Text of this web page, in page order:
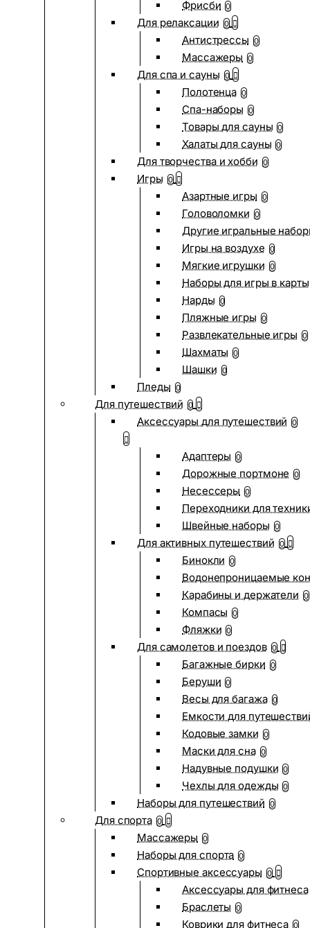
Фрисби 0
Для релаксации 0
Антистрессы 0
Массажеры 0
Для спа и сауны 0
Полотенца 0
Спа-наборы 0
Товары для сауны 0
Халаты для сауны 0
Для творчества и хобби 0
Игры 0
Азартные игры 0
Головоломки 0
Другие игральные
Игры на воздухе 0
Мягкие игрушки 0
Наборы для игры в карты
Нарды 0
Пляжные игры 0
Развлекательные игры 0
Шахматы 0
Шашки 0
Пледы 0
Для путешествий 0
Аксессуары для путешествий 0
Адаптеры 0
Дорожные портмоне 0
Несессеры 0
Переходники для
Швейные наборы 0
Для активных путешествий 0
Бинокли 0
Водонепроницаемые
Карабины и держатели 0
Компасы 0
Фляжки 0
Для самолетов и поездов 0
Багажные бирки 0
Беруши 0
Весы для багажа 0
Емкости для
Кодовые замки 0
Маски для сна 0
Надувные подушки 0
Чехлы для одежды 0
Наборы для путешествий 0
Для спорта 0
Массажеры 0
Наборы для спорта 0
Спортивные аксессуары 0
Аксессуары для фитнеса
Браслеты 0
Коврики для фитнеса 0